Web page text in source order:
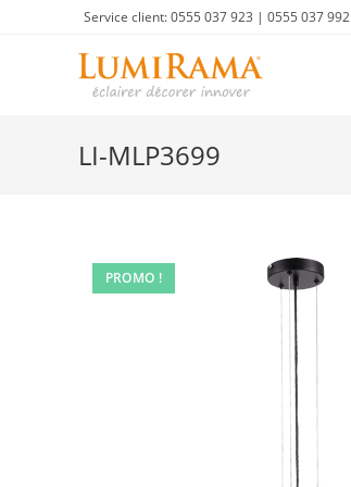
Service client: 0555 037 923 | 0555 037 992
LI-MLP3699
PROMO !